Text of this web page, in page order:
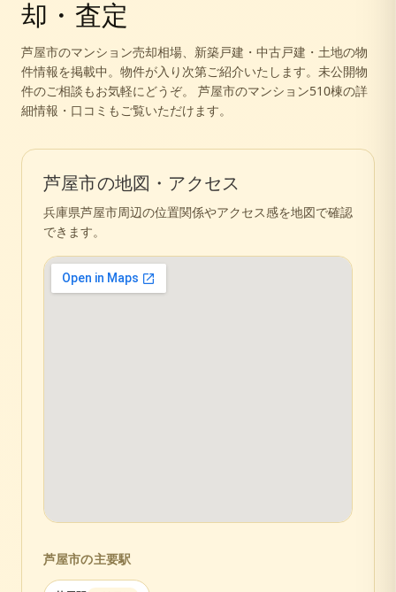
却・査定
芦屋市のマンション売却相場、新築戸建・中古戸建・土地の物
件情報を掲載中。 物件が入り次第ご紹介いたします。未公開物
件のご相談もお気軽にどうぞ。
芦屋市のマンション510棟の詳
細情報・口コミもご覧いただけます。
芦屋市の地図・アクセス
兵庫県芦屋市周辺の位置関係やアクセス感を地図で確認
できます。
芦屋市の主要駅